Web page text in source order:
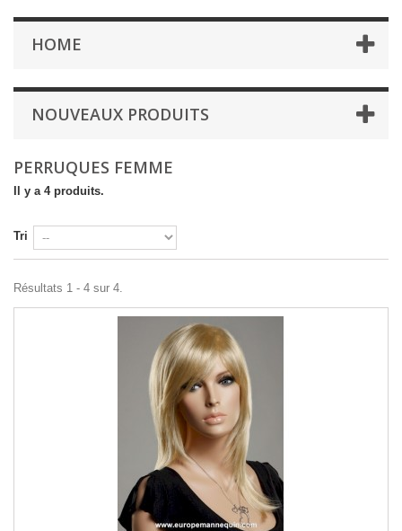
HOME
NOUVEAUX PRODUITS
PERRUQUES FEMME
Il y a 4 produits.
Tri
Résultats 1 - 4 sur 4.